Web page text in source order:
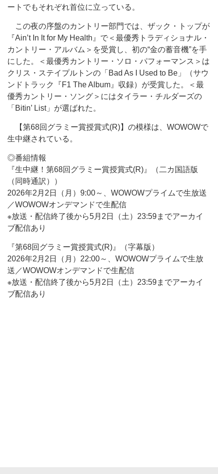
ートでもそれぞれ首位に立っている。
この夜の序盤のカントリー部門では、ザック・トップが
『Ain’t In It for My Health』で＜最優秀トラディショナル・
カントリー・アルバム＞を受賞し、初の“金の蓄音機”を手
にした。＜最優秀カントリー・ソロ・パフォーマンス＞は
クリス・ステイプルトンの「Bad As I Used to Be」（サウ
ンドトラック『F1 The Album』収録）が受賞した。＜最
優秀カントリー・ソング＞にはタイラー・チルダーズの
「Bitin’ List」が選ばれた。
【第68回グラミー賞授賞式(R)】の模様は、WOWOWで
生中継されている。
◎番組情報
『生中継！第68回グラミー賞授賞式(R)』（二カ国語版
（同時通訳））
2026年2月2日（月）9:00～、WOWOWプライムで生放送
／WOWOWオンデマンドで生配信
※放送・配信終了後から5月2日（土）23:59までアーカイ
ブ配信あり
『第68回グラミー賞授賞式(R)』（字幕版）
2026年2月2日（月）22:00～、WOWOWプライムで生放
送／WOWOWオンデマンドで生配信
※放送・配信終了後から5月2日（土）23:59までアーカイ
ブ配信あり